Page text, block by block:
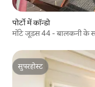
पोर्टो में कॉन्डो
मोंटे जूडस 44 - बालकनी के
सुपरहोस्ट
सुपरहोस्ट